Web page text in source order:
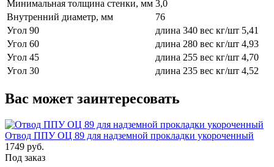
Минимальная толщина стенки, мм 3,0
Внутренний диаметр, мм
76
Угол 90
длина 340 вес кг/шт 5,41
Угол 60
длина 280 вес кг/шт 4,93
Угол 45
длина 255 вес кг/шт 4,70
Угол 30
длина 235 вес кг/шт 4,52
Вас может заинтересовать
Отвод ППУ ОЦ 89 для надземной прокладки укороченный
1749 руб.
Под заказ